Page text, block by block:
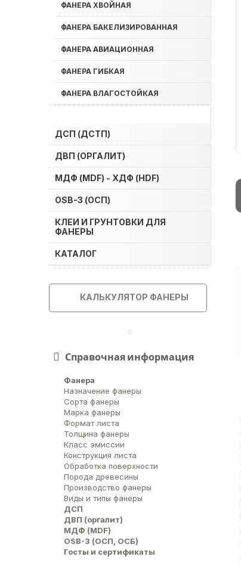
ФАНЕРА ХВОЙНАЯ
ФАНЕРА БАКЕЛИЗИРОВАННАЯ
ФАНЕРА АВИАЦИОННАЯ
ФАНЕРА ГИБКАЯ
ФАНЕРА ВЛАГОСТОЙКАЯ
ДСП (ДСТП)
ДВП (ОРГАЛИТ)
МДФ (MDF) - ХДФ (HDF)
OSB-3 (ОСП)
КЛЕИ И ГРУНТОВКИ ДЛЯ
ФАНЕРЫ
КАТАЛОГ
КАЛЬКУЛЯТОР ФАНЕРЫ
Справочная информация
Фанера
Назначение фанеры
Сорта фанеры
Марка фанеры
Формат листа
Толщина фанеры
Класс эмиссии
Конструкция листа
Обработка поверхности
Порода древесины
Производство фанеры
Виды и типы фанеры
ДСП
ДВП (оргалит)
МДФ (MDF)
OSB-3 (ОСП, ОСБ)
Госты и сертификаты